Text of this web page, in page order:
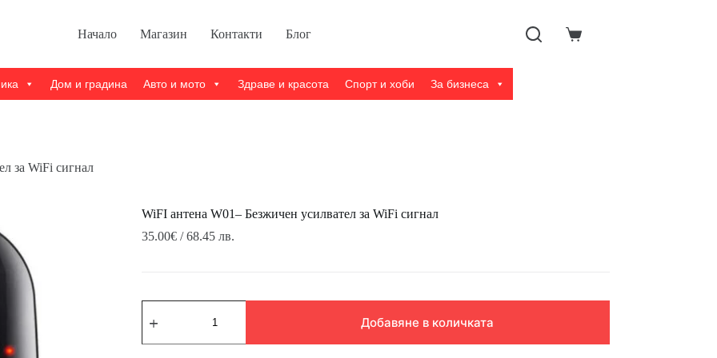
Начало Магазин Контакти Блог
Shopping
Дом и градина Авто и мото Здраве и красота Спорт и хоби За бизнеса
за WiFi сигнал
WiFI антена W01– Безжичен усилвател за WiFi сигнал
35.00€/ 68.45 лв.
антена
Добавяне в количката